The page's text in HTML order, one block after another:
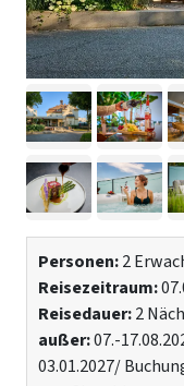
Personen:2
Reisezeitraum:
Reisedauer:2
außer:07.-
03.01.2027/